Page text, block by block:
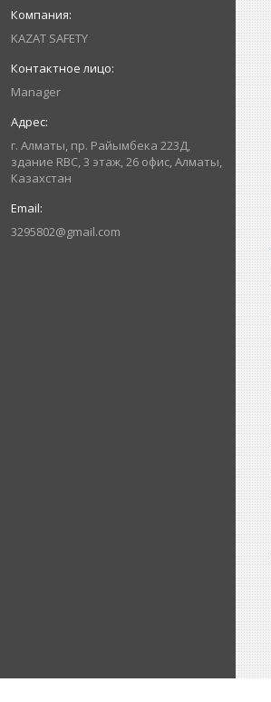
KAZAT SAFETY
Manager
г. Алматы, пр. Райымбека 223Д,
здание RBC, 3 этаж, 26 офис, Алматы,
Казахстан
3295802@gmail.com